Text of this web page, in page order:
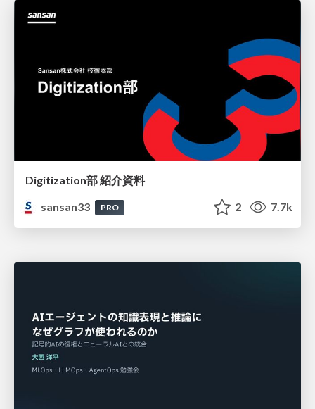
Digitization部 紹介資料
sansan33
PRO 2 7.7k